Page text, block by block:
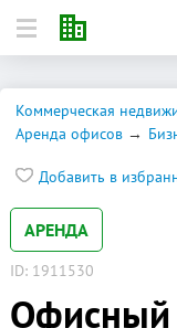
Коммерческая
Аренда офисов
Добавить в
АРЕНДА
ID: 1911530
Офисный